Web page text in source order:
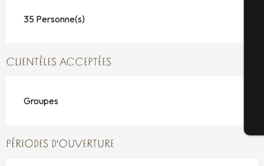
35 Personne(s)
CLIENTÈLES ACCEPTÉES
Groupes
PÉRIODES D'OUVERTURE